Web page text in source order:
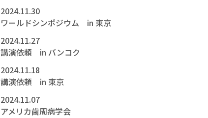
2024.11.30
ワールドシンポジウム in 東京
2024.11.27
講演依頼 in バンコク
2024.11.18
講演依頼 in 東京
2024.11.07
アメリカ歯周病学会